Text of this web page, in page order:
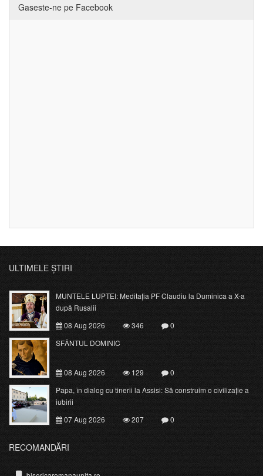
Gaseste-ne pe Facebook
ULTIMELE ȘTIRI
MUNTELE LUPTEI: Meditația PF Claudiu la Duminica a X-a
după Rusalii
08 Aug 2026
346
0
SFÂNTUL DOMINIC
08 Aug 2026 129
0
Papa, în dialog cu tinerii la Assisi: Să construim o civilizație a
iubirii
07 Aug 2026
207 0
RECOMANDĂRI